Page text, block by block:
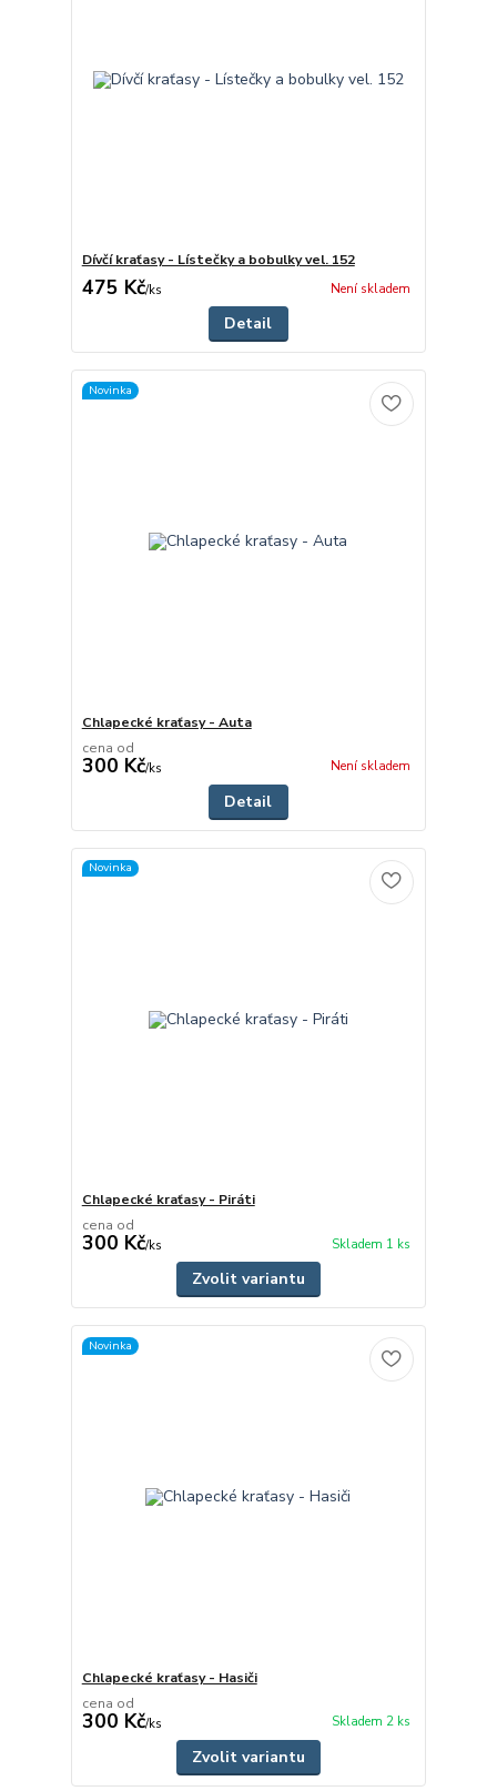
Dívčí kraťasy - Lístečky a bobulky vel. 152
475 Kč/ks Není skladem
Detail
Novinka
Chlapecké kraťasy - Auta
cena od
300 Kč/ks Není skladem
Detail
Novinka
Chlapecké kraťasy - Piráti
cena od
300 Kč/ks Skladem 1 ks
Zvolit variantu
Novinka
Chlapecké kraťasy - Hasiči
cena od
300 Kč/ks Skladem 2 ks
Zvolit variantu